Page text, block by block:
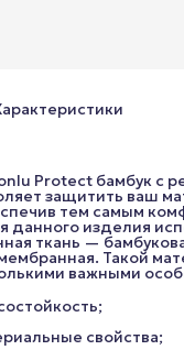
Protect бамбук c
защитить ваш
тем самым
данного изделия
ткань —
Такой
важными
свойства;